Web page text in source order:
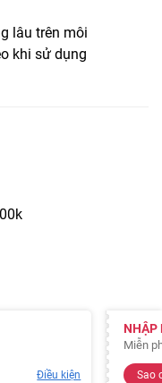
lâu trên môi
khi sử dụng
Điều kiện
NHẬP
Miễn
Sao